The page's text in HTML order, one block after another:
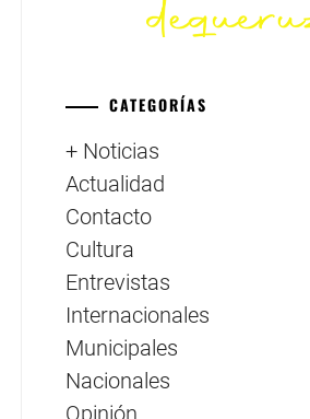
CATEGORÍAS
+ Noticias
Actualidad
Contacto
Cultura
Entrevistas
Internacionales
Municipales
Nacionales
Opinión